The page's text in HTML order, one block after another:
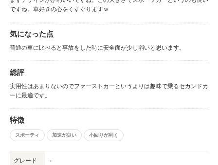
ですね。車好きの心をくすぐりますｗ
気になった点
普通の車に比べると事故をした時に安全面が少し弱いと思います。
総評
実用性はあまりないのでファーストカーというよりは趣味で乗るセカンドカ
ーに最適です。
特徴
スポーティ 加速が良い 小回りが利く
グレード -